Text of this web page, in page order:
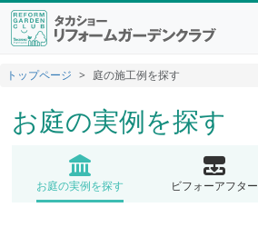
トップページ 庭の施工例を探す
お庭の実例を探す
お庭の実例を探す ビフォーアフター